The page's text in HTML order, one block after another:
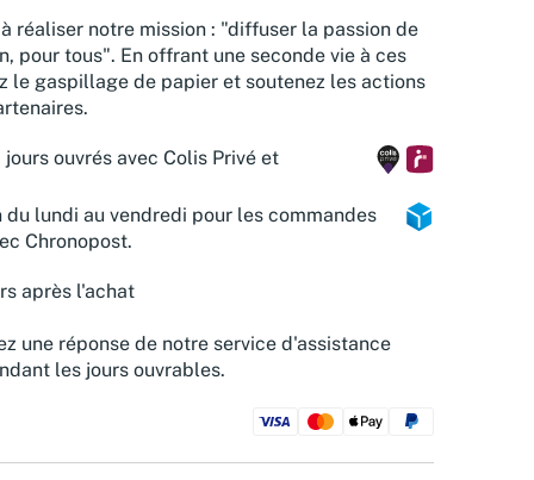
réaliser notre mission : "diffuser la passion de
pour tous". En offrant une seconde vie à ces
le gaspillage de papier et soutenez les actions
ouvrés avec Colis Privé et
lundi au vendredi pour les commandes
Chronopost.
après l'achat
une réponse de notre service d'assistance
les jours ouvrables.